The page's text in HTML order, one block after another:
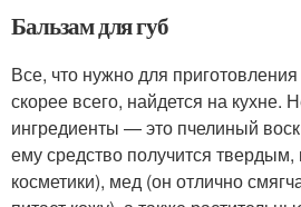
Бальзам для губ
Все, что нужно для
скорее всего, найдется на кухне.
ингредиенты — это пчелиный
ему средство получится твердым,
косметики), мед (он отлично